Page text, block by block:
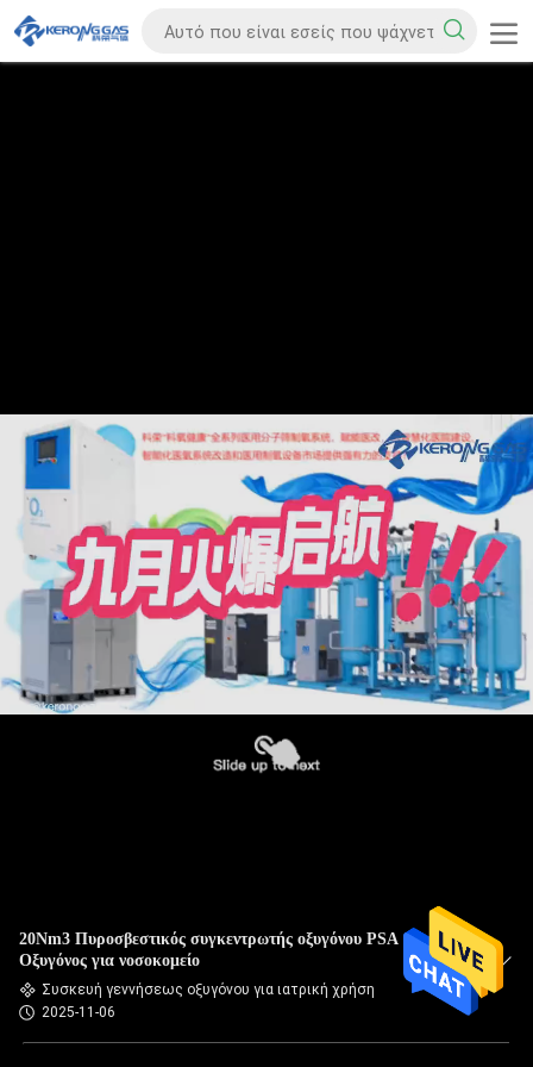
20Nm3 Πυροσβεστικός συγκεντρωτής οξυγόνου PSA
Οξυγόνος για νοσοκομείο
Συσκευή γεννήσεως οξυγόνου για ιατρική χρήση
2025-11-06